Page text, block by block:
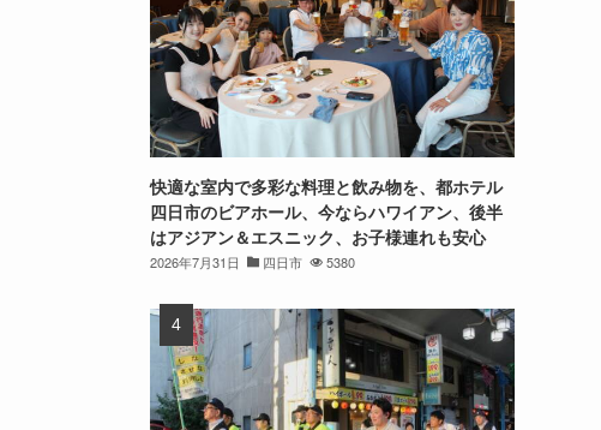
快適な室内で多彩な料理と飲み物を、都ホテル
四日市のビアホール、今ならハワイアン、後半
はアジアン＆エスニック、お子様連れも安心
2026年7月31日 四日市 5380